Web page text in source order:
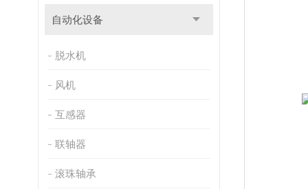
自动化设备
脱水机
风机
互感器
联轴器
滚珠轴承